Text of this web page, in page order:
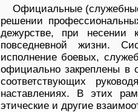
Официальные
решении
дежурстве, при несении
повседневной жизни.
исполнение боевых,
официально закреплены в
соответствующих
наставлениях. В этих
этические и другие